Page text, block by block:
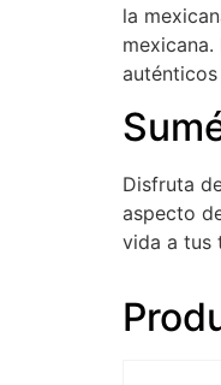
la
Disfruta
aspecto
vida a tus